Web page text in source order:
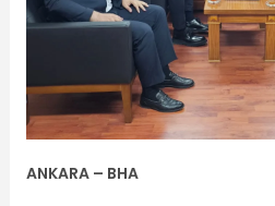
ANKARA – BHA